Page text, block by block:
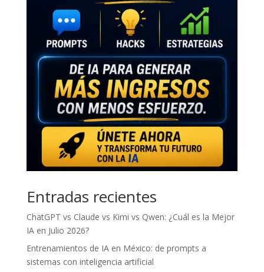
Entradas recientes
ChatGPT vs Claude vs Kimi vs Qwen: ¿Cuál es la Mejor
IA en Julio 2026?
Entrenamientos de IA en México: de prompts a
sistemas con inteligencia artificial